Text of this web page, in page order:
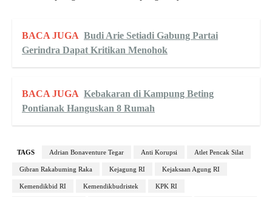
BACA JUGA Budi Arie Setiadi Gabung Partai
Gerindra Dapat Kritikan Menohok
BACA JUGA Kebakaran di Kampung Beting
Pontianak Hanguskan 8 Rumah
TAGS Adrian Bonaventure Tegar Anti Korupsi Atlet Pencak Silat
Gibran Rakabuming Raka Kejagung RI Kejaksaan Agung RI
Kemendikbid RI Kemendikbudristek KPK RI